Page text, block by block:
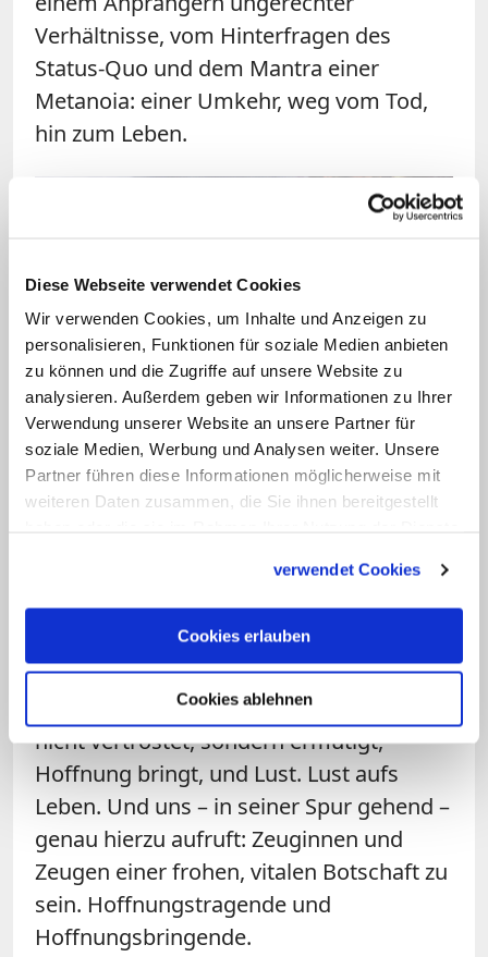
Diese Webseite verwendet Cookies
Wir verwenden Cookies, um Inhalte und Anzeigen zu
personalisieren, Funktionen für soziale Medien anbieten
zu können und die Zugriffe auf unsere Website zu
analysieren. Außerdem geben wir Informationen zu Ihrer
Verwendung unserer Website an unsere Partner für
soziale Medien, Werbung und Analysen weiter. Unsere
Partner führen diese Informationen möglicherweise mit
weiteren Daten zusammen, die Sie ihnen bereitgestellt
verwendet Cookies
Cookies erlauben
Cookies ablehnen
Verhältnisse, vom Hinterfragen des
Status-Quo und dem Mantra einer
Metanoia: einer Umkehr, weg vom Tod,
hin zum Leben.
Bild: © picture alliance/AP Photo/Gregorio Borgia
Der Schöpfer als ein Gott des Lebens – dieser
Glaubenssatz ruft nach Konsequenzen, ist die
Theologin Julia Enxing überzeugt.
Christus selbst zum Leidenden, an
seinem Körper, an seinem Fleisch hat der
Sohn Gottes den Anbruch des Lebens
verkündet. Ein postsouveräner Gott,
dessen Stärke bei den Schwachen ist,
nicht vertröstet, sondern ermutigt,
Hoffnung bringt, und Lust. Lust aufs
Leben. Und uns – in seiner Spur gehend –
genau hierzu aufruft: Zeuginnen und
Zeugen einer frohen, vitalen Botschaft zu
sein. Hoffnungstragende und
Hoffnungsbringende.